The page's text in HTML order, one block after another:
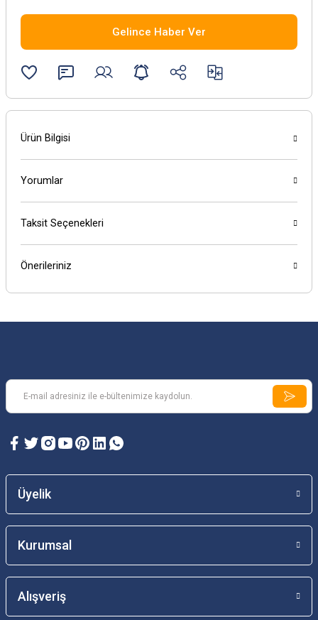
Gelince Haber Ver
Ürün Bilgisi
Yorumlar
Taksit Seçenekleri
Önerileriniz
Üyelik
Kurumsal
Alışveriş